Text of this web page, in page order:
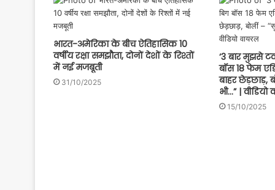
भारत-अमेरिका के बीच ऐतिहासिक 10
वर्षीय रक्षा समझौता, दोनों देशों के रिश्तों
में नई मजबूती
31/10/2025
‘3 बार मुझसे
बॉस 18 फेम
बाहर छेड़छाड़,
भी…” | वीडियो
15/10/2025